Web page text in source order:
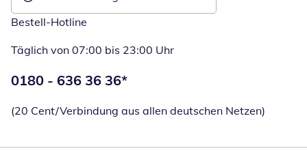
Bestell-Hotline
Täglich von 07:00 bis 23:00 Uhr
Telefonnummer:
0180 - 636 36 36*
(20 Cent/Verbindung aus allen deutschen Netzen)